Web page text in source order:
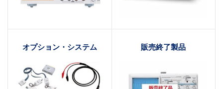
オプション・システム 販売終了製品